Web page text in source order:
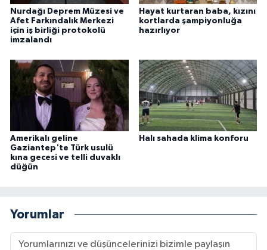
Nurdağı Deprem Müzesi ve
Afet Farkındalık Merkezi
için iş birliği protokolü
imzalandı
Hayat kurtaran baba, kızını
kortlarda şampiyonluğa
hazırlıyor
Amerikalı geline
Gaziantep'te Türk usulü
kına gecesi ve telli duvaklı
düğün
Halı sahada klima konforu
Yorumlar